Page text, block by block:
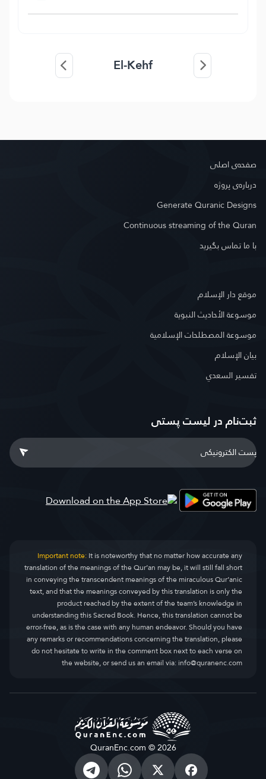
El-Kehf
صفحه‌ى اصلى
درباره‌ى پروژه
Generate Quranic Designs
Continuous streaming of the Quran
با ما تماس بگیرید
موقع دار الإسلام
موسوعة الأحاديث النبوية
موسوعة المصطلحات الإسلامية
بيان الإسلام
تفسير السعدي
ثبت‌نام در ليست پستى
Important note:It is noteworthy that no matter how accurate any
translation of the meanings of the Qur’an may be, it will still fall short
in conveying the transcendent meanings of the miraculous Qur’anic
text, and that the meanings conveyed by this translation is only the
product reached by the extent of the team’s knowledge in
understanding this Sacred Book. Hence, this translation cannot be
error-free, as is the case with any human endeavor. Should you have
any remarks or recommendations concerning the translation, please
do not hesitate to write in the comment box next to each verse on
the website, or send us an email via:info@quranenc.com
QuranEnc.com © 2026